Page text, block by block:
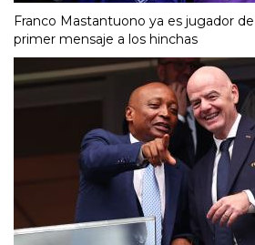
Franco Mastantuono ya es jugador
primer mensaje a los hinchas